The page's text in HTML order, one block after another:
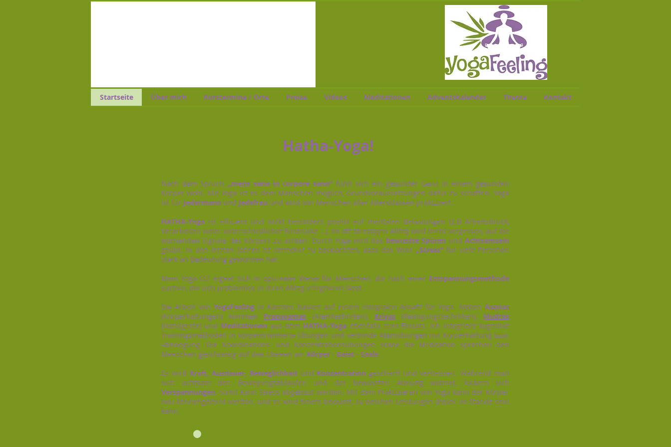
Startseite Über mich Kurstermine / Orte Preise Videos Meditationen Adventskalender Thema Kontakt
Hatha-Yoga!
Nach dem Spruch „mens sana in corpore sano“ fühlt sich ein gesunder Geist in einem gesunden
Körper wohl. Mit Yoga ist es dem Menschen möglich, Grundvoraussetzungen dafür zu schaffen. Yoga
ist für Jedermann und Jedefrau und wird von Menschen aller Altersklassen praktiziert.
HATHA-Yoga ist effizient und wirkt besonders positiv auf mentalen Belastungen (z.B Arbeitsdruck,
Verarbeiten vieler unterschiedlicher Eindrücke …). Im oft stressigen Alltag wird leicht vergessen, auf die
warnenden Signale des Körpers zu achten. Durch Yoga wird das bewusste Spüren undAchtsamsein
geübt. In den letzten Jahren ist vermehrt zu beobachten, dass das Wort „Stress“für viele Personen
stark an Bedeutung gewonnen hat.
Mein Yoga-Stil eignet sich in optimaler Weise für Menschen, die nach einer Entspannungsmethode
suchen, die sich problemlos in ihren Alltag integrieren lässt.
DieArbeit von YogaFeelingin Kärnten basiert auf einem integralen Ansatz für Yoga. NebenAsanas
(Körperhaltungen) kommen Pranayamas (Atemtechniken), Kriyas(Reinigungstechniken), Mudras
(Handgeste) und Meditationen aus dem HATHA-Yoga ebenfalls zum Einsatz. Ich integriere kognitive
Trainingsmethoden in körperorientierte Übungen und verbinde Atemübungen mit Körperhaltung bzw.
–bewegung. Die Koordinations- und Konzentrationsübungen sowie die Meditation sprechen den
Menschen gleichzeitig auf drei Ebenen an: Körper - Geist - Seele.
Es wird Kraft, Ausdauer, Beweglichkeitund Konzentration geschärft und verbessert. Während man
sich achtsam den Bewegungsabläufen und der bewussten Atmung widmet, lockern sich
Verspannungen, somit kann Stress abgebaut werden. Mit dem Praktizieren von Yoga kann der Körper
neu kennengelernt werden, und es wird einem bewusst, zu welchen Leistungen dieser im Stande sein
kann.